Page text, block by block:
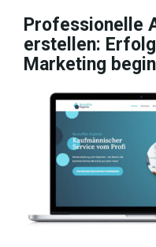
Professionelle
erstellen:
Marketing